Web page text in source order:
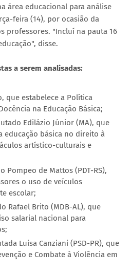
área educacional para análise
feira (14), por ocasião da
professores. "Incluí na pauta 16
disse.
a serem analisadas:
que estabelece a Política
na Educação Básica;
Edilázio Júnior (MA), que
educação básica no direito à
artístico-culturais e
Pompeo de Mattos (PDT-RS),
o uso de veículos
escolar;
Rafael Brito (MDB-AL), que
salarial nacional para
Luisa Canziani (PSD-PR), que
e Combate à Violência em